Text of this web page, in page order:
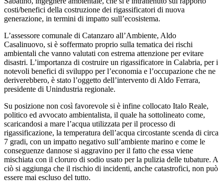
costi/benefici della costruzione dei rigassificatori di nuova
generazione, in termini di impatto sull’ecosistema.
L’assessore comunale di Catanzaro all’Ambiente, Aldo
Casalinuovo, si è soffermato proprio sulla tematica dei rischi
ambientali che vanno valutati con estrema attenzione per evitare
disastri. L’importanza di costruire un rigassificatore in Calabria, per i
notevoli benefici di sviluppo per l’economia e l’occupazione che ne
deriverebbero, è stato l’oggetto dell’intervento di Aldo Ferrara,
presidente di Unindustria regionale.
Su posizione non così favorevole si è infine collocato Italo Reale,
politico ed avvocato ambientalista, il quale ha sottolineato come,
scaricandosi a mare l’acqua utilizzata per il processo di
rigassificazione, la temperatura dell’acqua circostante scenda di circa
7 gradi, con un impatto negativo sull’ambiente marino e come le
conseguenze dannose si aggravino per il fatto che essa viene
mischiata con il cloruro di sodio usato per la pulizia delle tubature. A
ciò si aggiunga che il rischio di incidenti, anche catastrofici, non può
essere mai escluso del tutto.